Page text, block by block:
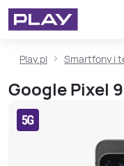
Play.pl Smartfony i
Google Pixel